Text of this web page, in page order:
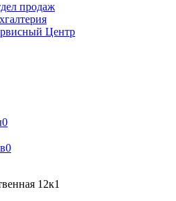
продаж
Центр
0
0
12к1